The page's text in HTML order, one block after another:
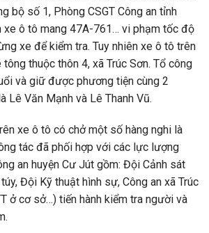
bộ số 1, Phòng CSGT Công an tỉnh
xe ô tô mang 47A-761… vi phạm tốc độ
xe để kiểm tra. Tuy nhiên xe ô tô trên
thuộc thôn 4, xã Trúc Sơn. Tổ công
và giữ được phương tiện cùng 2
Lê Văn Mạnh và Lê Thanh Vũ.
xe ô tô có chở một số hàng nghi là
tác đã phối hợp với các lực lượng
an huyện Cư Jút gồm: Đội Cảnh sát
Đội Kỹ thuật hình sự, Công an xã Trúc
ở cơ sở…) tiến hành kiểm tra người và